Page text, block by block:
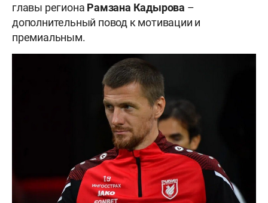
главы региона Рамзана Кадырова –
дополнительный повод к мотивации и
премиальным.